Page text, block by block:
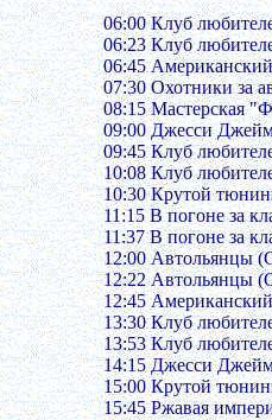
06:00 Клуб
06:23 Клуб
06:45
07:30 Охотники за
08:15 Мастерская
09:00 Джесси
09:45 Клуб
10:08 Клуб
10:30 Крутой
11:15 В погоне за
11:37 В погоне за
12:00 Автольянцы
12:22 Автольянцы
12:45
13:30 Клуб
13:53 Клуб
14:15 Джесси
15:00 Крутой
15:45 Ржавая